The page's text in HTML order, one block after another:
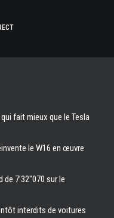
fait mieux que le Tesla
le W16 en œuvre
7’32″070 sur le
interdits de voitures